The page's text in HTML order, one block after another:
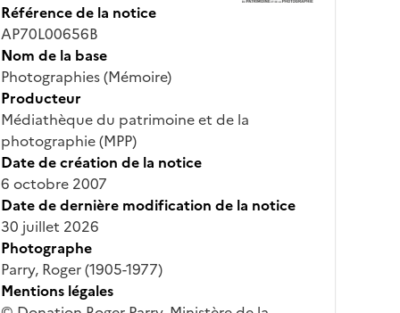
Référence de la notice
AP70L00656B
Nom de la base
Photographies (Mémoire)
Producteur
Médiathèque du patrimoine et de la
photographie (MPP)
Date de création de la notice
6 octobre 2007
Date de dernière modification de la notice
30 juillet 2026
Photographe
Parry, Roger (1905-1977)
Mentions légales